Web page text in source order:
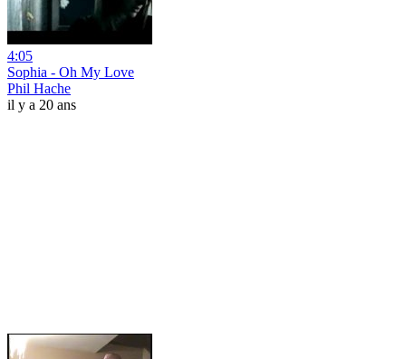
4:05
Sophia - Oh My Love
Phil Hache
il y a 20 ans